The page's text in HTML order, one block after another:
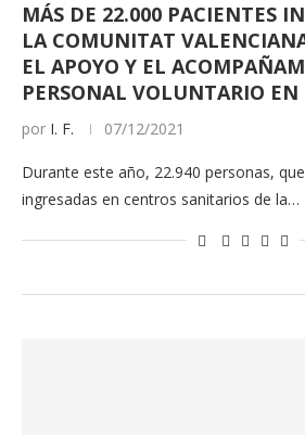
MÁS DE 22.000 PACIENTES
LA COMUNITAT
EL APOYO Y EL
PERSONAL VOLUNTARIO EN
por I. F. 07/12/2021
Durante este año, 22.940 personas,
ingresadas en centros sanitarios de la…